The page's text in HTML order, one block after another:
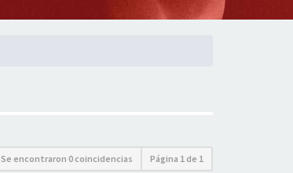
Se encontraron 0 coincidencias Página 1 de 1